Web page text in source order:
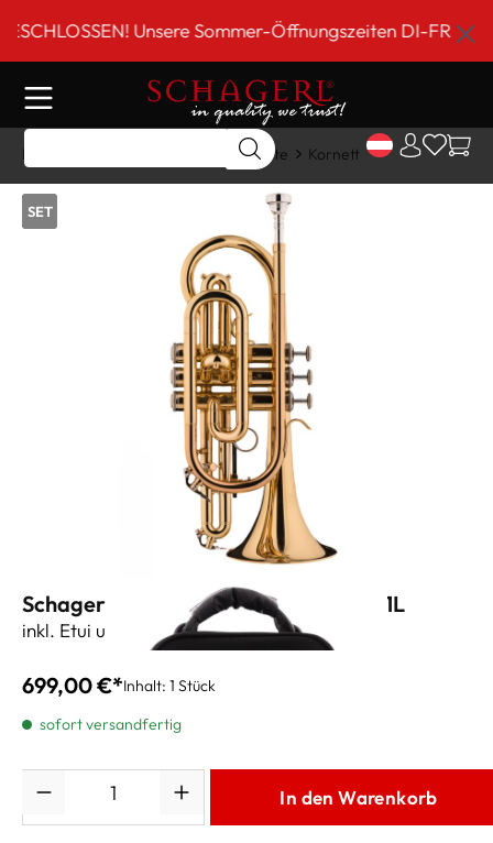
springenUnsere Sommer-Öffnungszeiten DI-FR 9 bis
Home Blechblasinstrumente Kornett
SET
Schagerl Academica B-Kornett K-451L
inkl. Etui und Zubehör
699,00 €*Inhalt: 1 Stück
sofort versandfertig
In den Warenkorb